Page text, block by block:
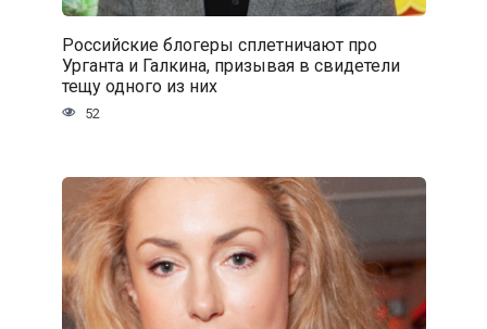
Российские блогеры сплетничают про
Урганта и Галкина, призывая в свидетели
тещу одного из них
52